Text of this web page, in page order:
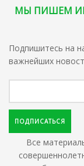
МЫ ПИШЕМ
Подпишитесь на
важнейших
Все